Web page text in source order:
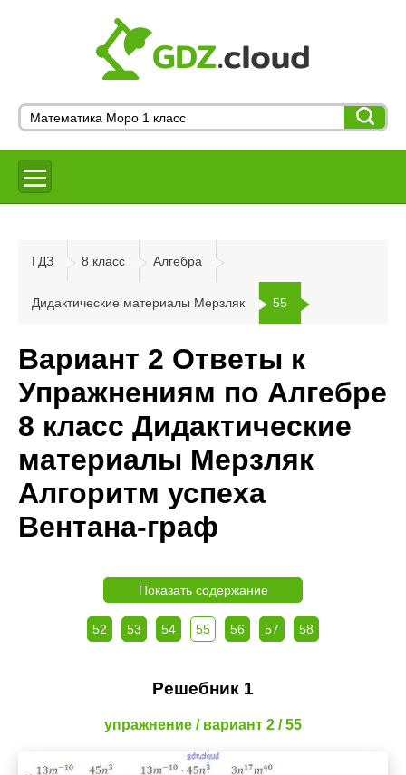
ГДЗ 8 класс Алгебра
Дидактические материалы Мерзляк 55
Вариант 2 Ответы к
Упражнениям по Алгебре
8 класс Дидактические
материалы Мерзляк
Алгоритм успеха
Вентана-граф
Показать содержание
52 53 54 55 56 57 58
Решебник 1
упражнение / вариант 2 / 55